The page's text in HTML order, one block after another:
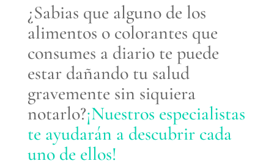
¿Sabias que alguno de los
alimentos o colorantes que
consumes a diario te puede
estar dañando tu salud
gravemente sin siquiera
notarlo?¡Nuestros especialistas
te ayudarán a descubrir cada
uno de ellos!